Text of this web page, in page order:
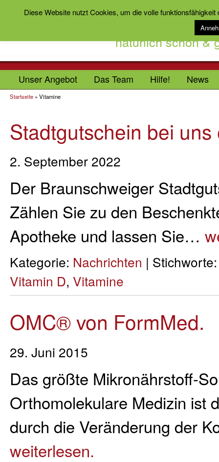
natürlich schön &
Unser Angebot Das Team Hilfe! News
Startseite » Vitamine
Stadtgutschein bei
2. September 2022
Der Braunschweiger
Zählen Sie zu den
Apotheke und lassen Sie…
Kategorie: Nachrichten |
Vitamin D, Vitamine
OMC® von FormMed.
29. Juni 2015
Das größte Mikronährstoff-
Orthomolekulare Medizin ist
durch die Veränderung der
weiterlesen.
Diese Website nutzt Cookies, um die volle